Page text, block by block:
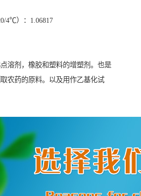
4℃）：1.06817
溶剂，橡胶和塑料的增塑剂。也是
农药的原料。以及用作乙基化试